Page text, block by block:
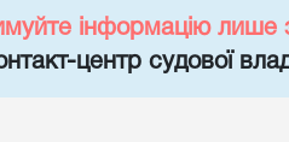
інформацію лише
центр судової